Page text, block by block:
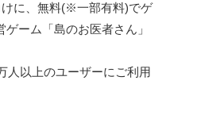
に、無料(※一部有料)でゲ
ーム「島のお医者さん」
人以上のユーザーにご利用